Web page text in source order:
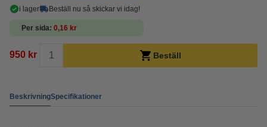
i lager
Beställ nu så skickar vi idag!
Per sida 0,16 kr
950 kr Beställ
BeskrivningSpecifikationer